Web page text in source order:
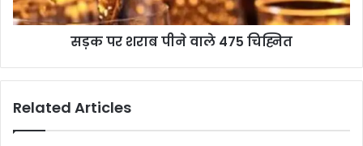
सड़क पर शराब पीने वाले 475 चिह्नित
Related Articles